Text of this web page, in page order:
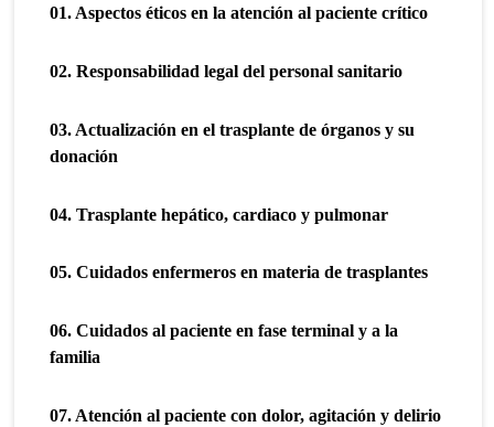
01. Aspectos éticos en la atención al paciente crítico
02. Responsabilidad legal del personal sanitario
03. Actualización en el trasplante de órganos y su
donación
04. Trasplante hepático, cardiaco y pulmonar
05. Cuidados enfermeros en materia de trasplantes
06. Cuidados al paciente en fase terminal y a la
familia
07. Atención al paciente con dolor, agitación y delirio